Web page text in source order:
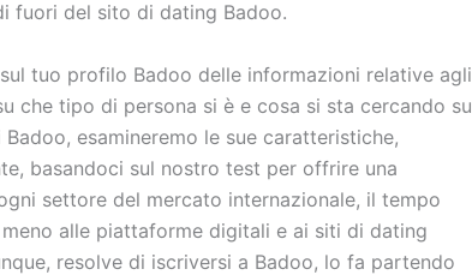
fuori del sito di dating Badoo.
tuo profilo Badoo delle informazioni relative agli
che tipo di persona si è e cosa si sta cercando su
esamineremo le sue caratteristiche,
basandoci sul nostro test per offrire una
settore del mercato internazionale, il tempo
alle piattaforme digitali e ai siti di dating
resolve di iscriversi a Badoo, lo fa partendo